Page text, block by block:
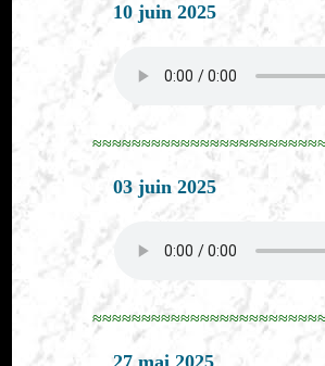
10 juin 2025
03 juin 2025
27 mai 2025